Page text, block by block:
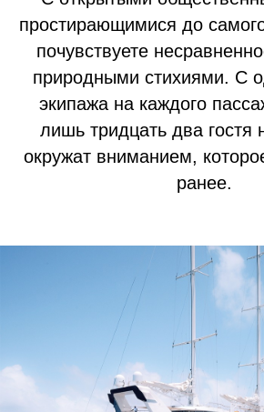
простирающимися до
почувствуете
природными стихиями. С
экипажа на каждого
лишь тридцать два гостя
окружат вниманием,
ранее.